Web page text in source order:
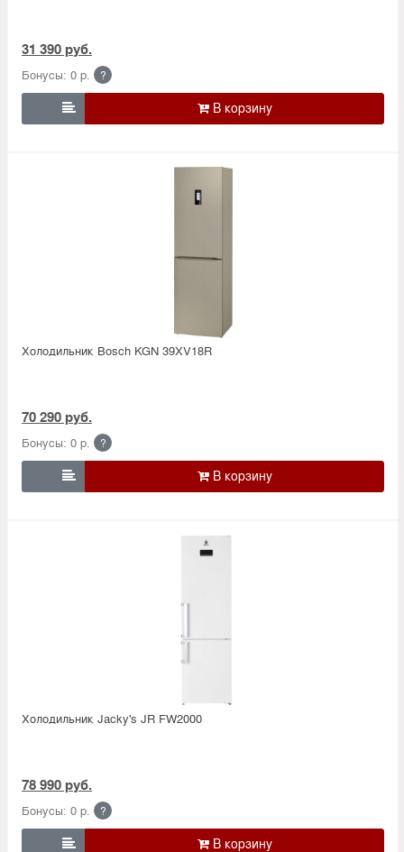
31 390 руб.
Бонусы: 0 р. ?

Холодильник Bosсh KGN 39XV18R
70 290 руб.
Бонусы: 0 р. ?

Холодильник Jacky's JR FW2000
78 990 руб.
Бонусы: 0 р. ?
